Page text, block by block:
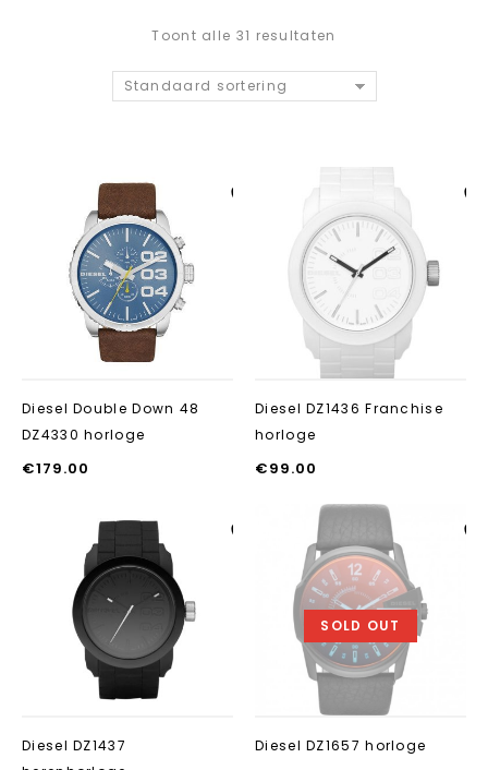
Toont alle 31 resultaten
Standaard sortering
Diesel Double Down 48
DZ4330 horloge
€179.00
Diesel DZ1436 Franchise
horloge
€99.00
Diesel DZ1437
SOLD OUT
Diesel DZ1657 horloge